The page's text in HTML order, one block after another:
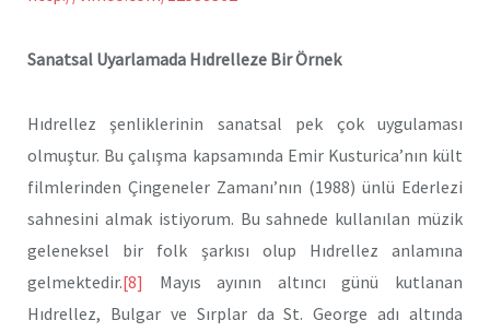
Sanatsal Uyarlamada Hıdrelleze Bir Örnek
Hıdrellez şenliklerinin sanatsal pek çok uygulaması
olmuştur. Bu çalışma kapsamında Emir Kusturica’nın kült
filmlerinden Çingeneler Zamanı’nın (1988) ünlü Ederlezi
sahnesini almak istiyorum. Bu sahnede kullanılan müzik
geleneksel bir folk şarkısı olup Hıdrellez anlamına
gelmektedir.[8] Mayıs ayının altıncı günü kutlanan
Hıdrellez, Bulgar ve Sırplar da St. George adı altında